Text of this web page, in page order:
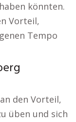
könnten.
Vorteil,
Tempo
den Vorteil,
üben und sich